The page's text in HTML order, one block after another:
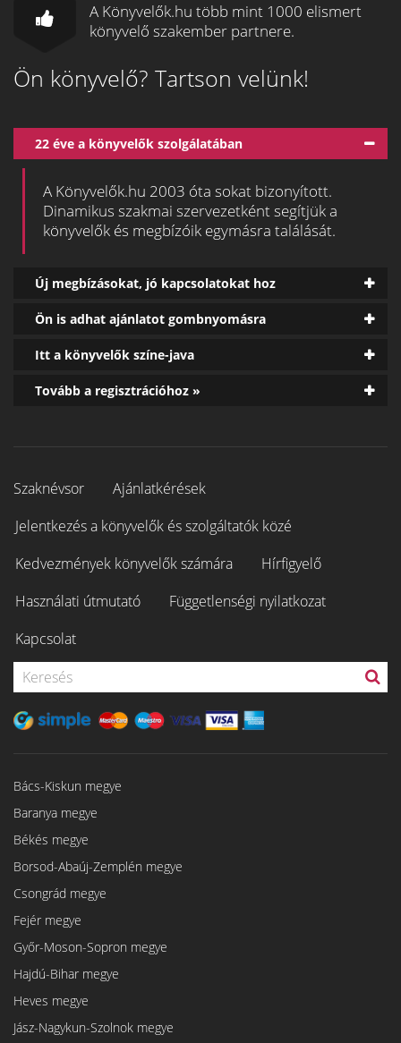
A Könyvelők.hu több mint 1000 elismert
könyvelő szakember partnere.
Ön könyvelő? Tartson velünk!
22 éve a könyvelők szolgálatában
A Könyvelők.hu 2003 óta sokat bizonyított.
Dinamikus szakmai szervezetként segítjük a
könyvelők és megbízóik egymásra találását.
Új megbízásokat, jó kapcsolatokat hoz
Ön is adhat ajánlatot gombnyomásra
Itt a könyvelők színe-java
Tovább a regisztrációhoz »
Szaknévsor
Ajánlatkérések
Jelentkezés a könyvelők és szolgáltatók közé
Kedvezmények könyvelők számára
Hírfigyelő
Használati útmutató
Függetlenségi nyilatkozat
Kapcsolat
Bács-Kiskun megye
Baranya megye
Békés megye
Borsod-Abaúj-Zemplén megye
Csongrád megye
Fejér megye
Győr-Moson-Sopron megye
Hajdú-Bihar megye
Heves megye
Jász-Nagykun-Szolnok megye